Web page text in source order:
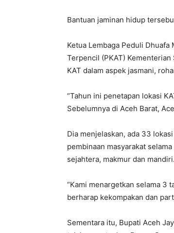
Bantuan jaminan hidup
Ketua Lembaga Peduli
Terpencil (PKAT)
KAT dalam aspek jasmani,
“Tahun ini penetapan lokasi
Sebelumnya di Aceh Barat,
Dia menjelaskan, ada 33
pembinaan masyarakat
sejahtera, makmur dan mandiri.
“Kami menargetkan selama 3
berharap kekompakan dan
Sementara itu, Bupati Aceh